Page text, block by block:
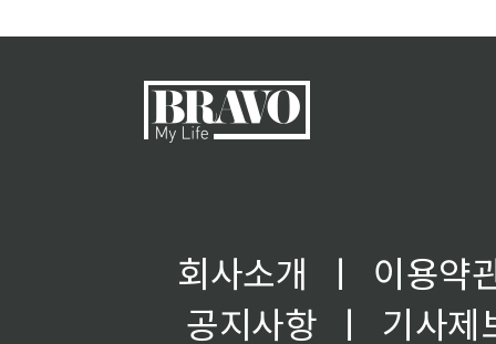
회사소개 ㅣ
이용약
공지사항
ㅣ
기사제